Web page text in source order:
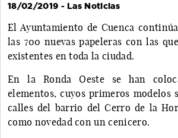
18/02/2019 - Las Noticias
El Ayuntamiento de Cuenca
las 700 nuevas papeleras con las
existentes en toda la ciudad.
En la Ronda Oeste se han
elementos, cuyos primeros modelos
calles del barrio del Cerro de la
como novedad con un cenicero.